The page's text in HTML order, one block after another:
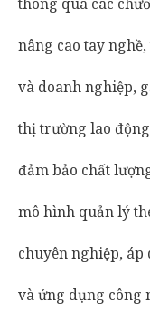
nâng cao tay
và doanh nghiệp,
thị trường lao
đảm bảo chất
mô hình quản lý
chuyên nghiệp, áp
và ứng dụng công